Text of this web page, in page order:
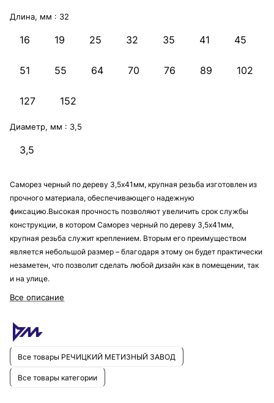
Длина, мм : 32
16 19 25 32 35 41 45
51 55 64 70 76 89 102
127 152
Диаметр, мм : 3,5
3,5
Саморез черный по дереву 3,5х41мм, крупная резьба изготовлен из
прочного материала, обеспечивающего надежную
фиксацию.Высокая прочность позволяют увеличить срок службы
конструкции, в котором Саморез черный по дереву 3,5х41мм,
крупная резьба служит креплением. Вторым его преимуществом
является небольшой размер – благодаря этому он будет практически
незаметен, что позволит сделать любой дизайн как в помещении, так
и на улице.
Все описание
Все товары РЕЧИЦКИЙ МЕТИЗНЫЙ ЗАВОД
Все товары категории